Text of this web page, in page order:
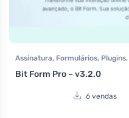
Assinatura, Formulários, Plugins,
Bit Form Pro – v3.2.0
6 vendas